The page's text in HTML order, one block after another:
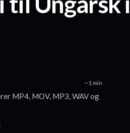
~1 min
MP4, MOV, MP3, WAV og